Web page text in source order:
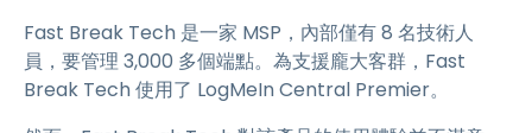
Fast Break Tech 是一家 MSP，內部僅有 8 名技術人
員，要管理 3,000 多個端點。為支援龐大客群，Fast
Break Tech 使用了 LogMeIn Central Premier。